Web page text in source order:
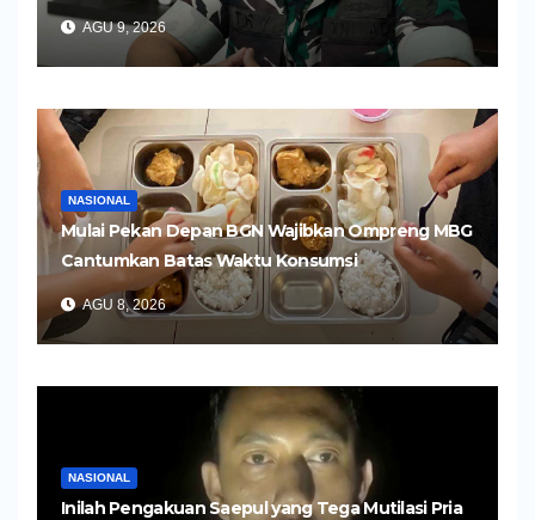
AGU 9, 2026
NASIONAL
Mulai Pekan Depan BGN Wajibkan Ompreng MBG
Cantumkan Batas Waktu Konsumsi
AGU 8, 2026
NASIONAL
Inilah Pengakuan Saepul yang Tega Mutilasi Pria